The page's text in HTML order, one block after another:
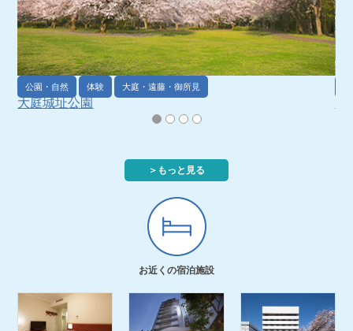
公園・自然 体験 大庭・遠藤・御所見
大庭城址公園
＞もっと見る
お近くの宿泊施設